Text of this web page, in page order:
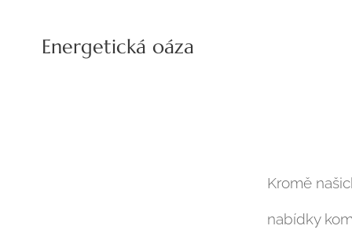
Energetická oáza
Kromě
nabídky